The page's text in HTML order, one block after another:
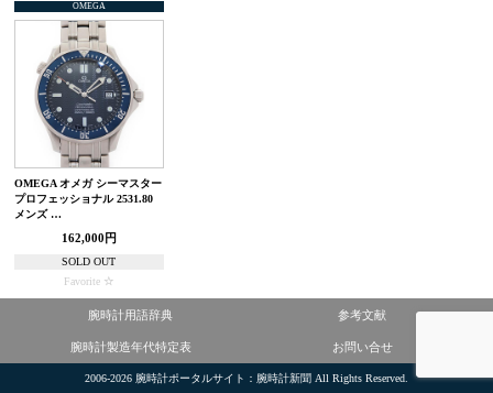
OMEGA
OMEGA オメガ シーマスター
プロフェッショナル 2531.80
メンズ …
162,000円
SOLD OUT
Favorite
腕時計用語辞典 参考文献
腕時計製造年代特定表 お問い合せ
2006-2026 腕時計ポータルサイト：腕時計新聞 All Rights Reserved.